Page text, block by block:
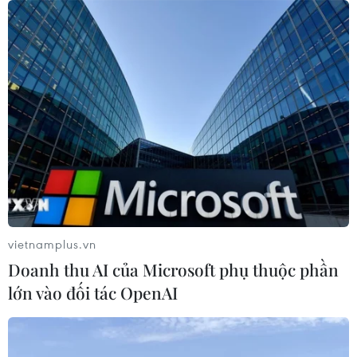
Cầu Đắk Lung sập sau cú
tông của xe tải cẩu, 2 người thoát
chết
06/08/2026 09:00
Dự án mở rộng đường Nguyễn Tuân
tăng kết nối khu vực phía Tây Nam
Hà Nội
06/08/2026 08:19
Đắk Lắk: Điều tra, khắc phục sự cố
nhiều phương tiện thủng lốp trên
cao tốc
vietnamplus.vn
Doanh thu AI của Microsoft phụ thuộc phần
lớn vào đối tác OpenAI